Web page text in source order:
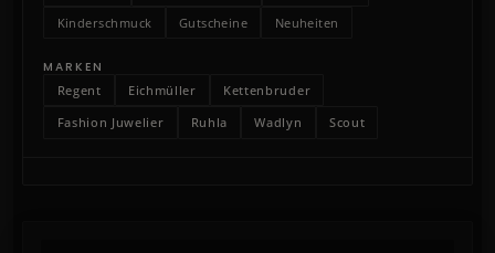
Kinderschmuck
Gutscheine Neuheiten
MARKEN
Regent
Eichmüller
Kettenbruder
Fashion Juwelier
Ruhla Wadlyn Scout